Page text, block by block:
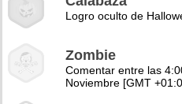
Logro oculto de
Zombie
Comentar entre las
Noviembre [GMT